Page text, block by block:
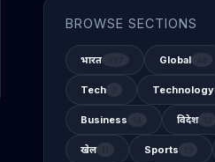
BROWSE SECTIONS
भारत Global
Tech Technology
Business विदेश
खेल Sports